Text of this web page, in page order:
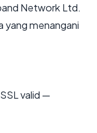
Network Ltd.
yang menangani
valid —